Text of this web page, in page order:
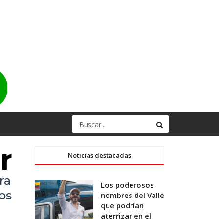
Noticias destacadas
Los poderosos
nombres del Valle
que podrían
aterrizar en el